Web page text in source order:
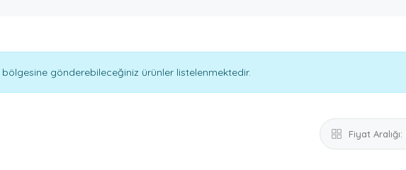
bölgesine gönderebileceğiniz ürünler listelenmektedir.
Fiyat Aralığı: